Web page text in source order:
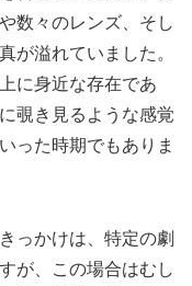
数々のレンズ、そし
が溢れていました。
に身近な存在であ
覗き見るような感覚
った時期でもありま
っかけは、特定の劇
が、この場合はむし